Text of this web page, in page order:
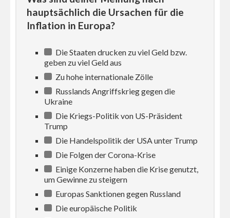
hauptsächlich die Ursachen für die
Inflation in Europa?
Die Staaten drucken zu viel Geld bzw.
geben zu viel Geld aus
Zu hohe internationale Zölle
Russlands Angriffskrieg gegen die
Ukraine
Die Kriegs-Politik von US-Präsident
Trump
Die Handelspolitik der USA unter Trump
Die Folgen der Corona-Krise
Einige Konzerne haben die Krise genutzt,
um Gewinne zu steigern
Europas Sanktionen gegen Russland
Die europäische Politik